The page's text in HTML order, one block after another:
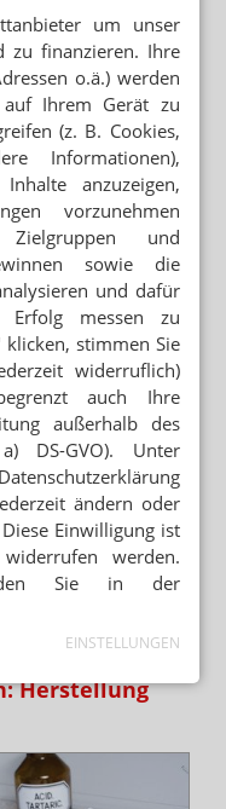
um unser
zu finanzieren. Ihre
o.ä.) werden
Ihrem Gerät zu
(z. B. Cookies,
Informationen),
anzuzeigen,
vorzunehmen
und
sowie die
und dafür
messen zu
stimmen Sie
widerruflich)
auch Ihre
außerhalb des
DS-GVO). Unter
ändern oder
Einwilligung ist
werden.
Sie in der
EINSTELLUNGEN
Suspension
17.6 verfahren
vermeiden, soll in
Herstellung